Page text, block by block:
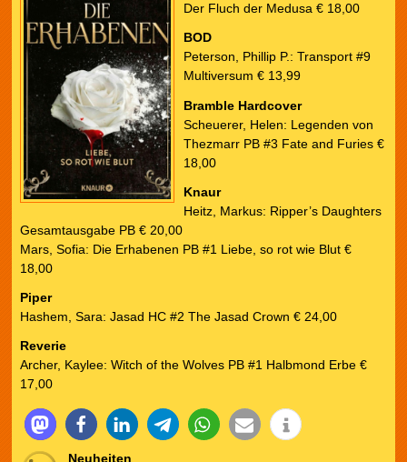
Der Fluch der Medusa € 18,00
BOD
Peterson, Phillip P.: Transport #9
Multiversum € 13,99
Bramble Hardcover
Scheuerer, Helen: Legenden von
Thezmarr PB #3 Fate and Furies €
18,00
Knaur
Heitz, Markus: Ripper’s Daughters
Gesamtausgabe PB € 20,00
Mars, Sofia: Die Erhabenen PB #1 Liebe, so rot wie Blut €
18,00
Piper
Hashem, Sara: Jasad HC #2 The Jasad Crown € 24,00
Reverie
Archer, Kaylee: Witch of the Wolves PB #1 Halbmond Erbe €
17,00
Neuheiten